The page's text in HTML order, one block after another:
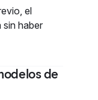
el
sin haber
de